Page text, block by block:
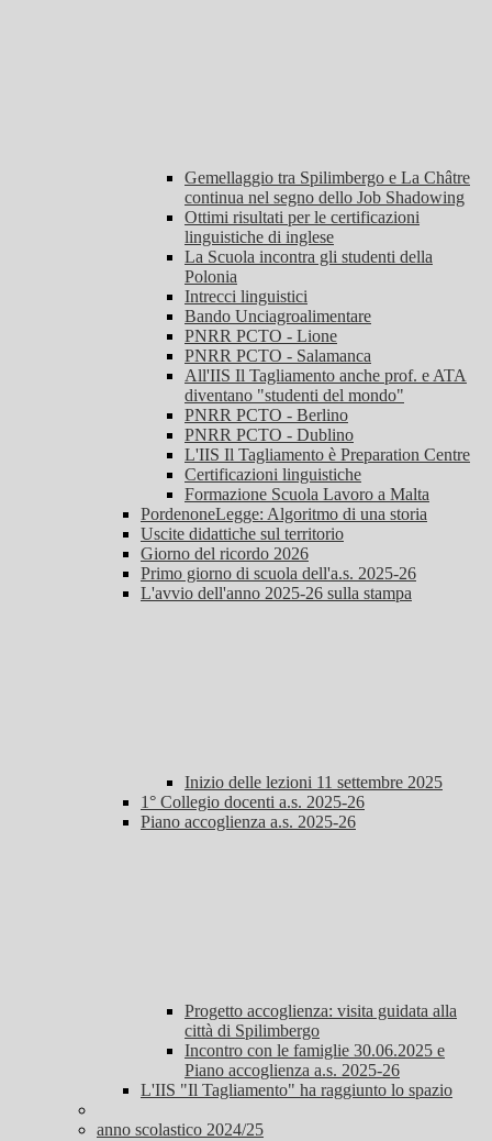
Gemellaggio tra Spilimbergo e La Châtre
continua nel segno dello Job Shadowing
Ottimi risultati per le certificazioni
linguistiche di inglese
La Scuola incontra gli studenti della
Polonia
Intrecci linguistici
Bando Unciagroalimentare
PNRR PCTO - Lione
PNRR PCTO - Salamanca
All'IIS Il Tagliamento anche prof. e ATA
diventano "studenti del mondo"
PNRR PCTO - Berlino
PNRR PCTO - Dublino
L'IIS Il Tagliamento è Preparation Centre
Certificazioni linguistiche
Formazione Scuola Lavoro a Malta
PordenoneLegge: Algoritmo di una storia
Uscite didattiche sul territorio
Giorno del ricordo 2026
Primo giorno di scuola dell'a.s. 2025-26
L'avvio dell'anno 2025-26 sulla stampa
Inizio delle lezioni 11 settembre 2025
1° Collegio docenti a.s. 2025-26
Piano accoglienza a.s. 2025-26
Progetto accoglienza: visita guidata alla
città di Spilimbergo
Incontro con le famiglie 30.06.2025 e
Piano accoglienza a.s. 2025-26
L'IIS "Il Tagliamento" ha raggiunto lo spazio
anno scolastico 2024/25